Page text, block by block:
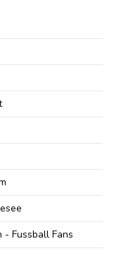
- Fussball Fans